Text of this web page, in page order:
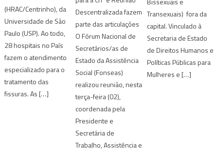
(HRAC/Centrinho), da
Universidade de São
Paulo (USP). Ao todo,
28 hospitais no País
fazem o atendimento
especializado para o
tratamento das
fissuras. As […]
Descentralizada fazem
parte das articulações
O Fórum Nacional de
Secretários/as de
Estado da Assistência
Social (Fonseas)
realizou reunião, nesta
terça-feira (02),
coordenada pela
Presidente e
Secretária de
Trabalho, Assistência e
Transexuais) fora da
capital. Vinculado à
Secretaria de Estado
de Direitos Humanos e
Políticas Públicas para
Mulheres e […]